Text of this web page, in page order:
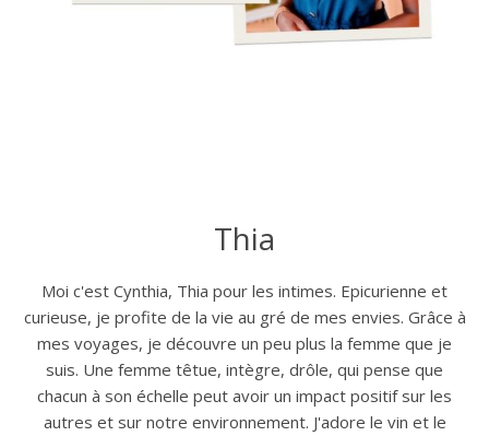
Thia
Moi c'est Cynthia, Thia pour les intimes. Epicurienne et
curieuse, je profite de la vie au gré de mes envies. Grâce à
mes voyages, je découvre un peu plus la femme que je
suis. Une femme têtue, intègre, drôle, qui pense que
chacun à son échelle peut avoir un impact positif sur les
autres et sur notre environnement. J'adore le vin et le